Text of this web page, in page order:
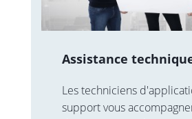
Assistance
Les techniciens
support vous